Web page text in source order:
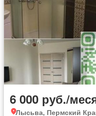
6 000 руб./
Лысьва, Пермский